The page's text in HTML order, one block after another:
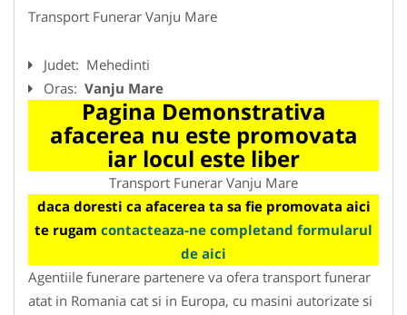
Transport Funerar Vanju Mare
Judet: Mehedinti
Oras: Vanju Mare
Pagina Demonstrativa
afacerea nu este promovata
iar locul este liber
Transport Funerar Vanju Mare
daca doresti ca afacerea ta sa fie promovata aici
te rugam contacteaza-ne completand formularul
de aici
Agentiile funerare partenere va ofera transport funerar
atat in Romania cat si in Europa, cu masini autorizate si